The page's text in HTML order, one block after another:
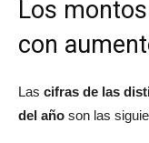
Los
con
Las cifras de las
del año son las